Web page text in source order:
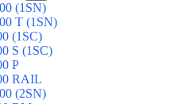
(1SN)
T (1SN)
(1SC)
S (1SC)
Р
RAIL
(2SN)